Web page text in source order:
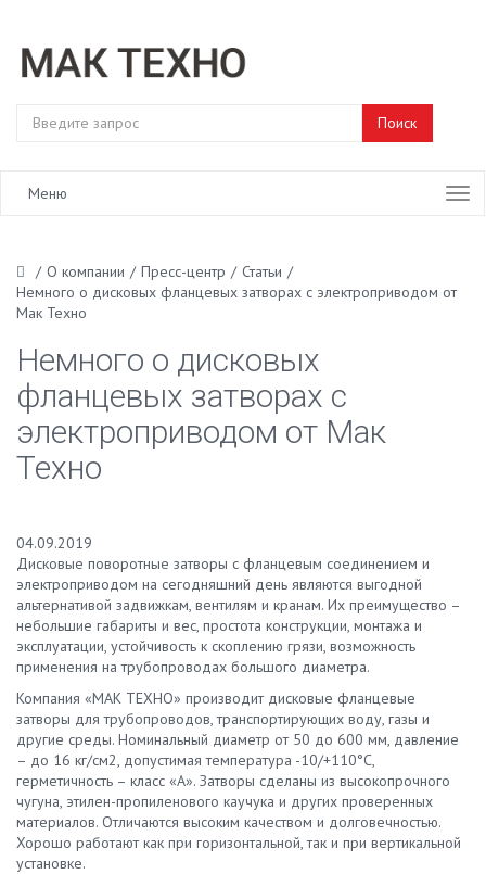
Меню
/ О компании / Пресс-центр / Статьи /
Немного о дисковых фланцевых затворах с электроприводом от
Мак Техно
Немного о дисковых
фланцевых затворах с
электроприводом от Мак
Техно
04.09.2019
Дисковые поворотные затворы с фланцевым соединением и
электроприводом на сегодняшний день являются выгодной
альтернативой задвижкам, вентилям и кранам. Их преимущество –
небольшие габариты и вес, простота конструкции, монтажа и
эксплуатации, устойчивость к скоплению грязи, возможность
применения на трубопроводах большого диаметра.
Компания «МАК ТЕХНО» производит дисковые фланцевые
затворы для трубопроводов, транспортирующих воду, газы и
другие среды. Номинальный диаметр от 50 до 600 мм, давление
– до 16 кг/см2, допустимая температура -10/+110°C,
герметичность – класс «А». Затворы сделаны из высокопрочного
чугуна, этилен-пропиленового каучука и других проверенных
материалов. Отличаются высоким качеством и долговечностью.
Хорошо работают как при горизонтальной, так и при вертикальной
установке.